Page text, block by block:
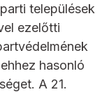
települések
ezelőtti
hasonló
A 21.